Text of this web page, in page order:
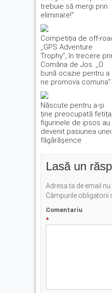
trebuie să mergi prin
eliminare!”
Competiția de off-
,,GPS Adventure
Trophy”, în trecere
Comăna de Jos. ,,O
bună ocazie pentru a
ne promova comuna”
Născute pentru a-și
ține preocupată fetița,
figurinele de ipsos au
devenit pasiunea unei
făgărășence
Lasă un
Adresa ta de email nu
Câmpurile obligatorii
Comentariu
*